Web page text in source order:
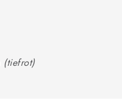
(tiefrot)